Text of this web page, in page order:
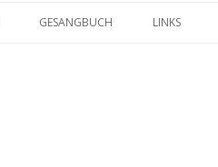
zum
GESANGBUCH LINKS